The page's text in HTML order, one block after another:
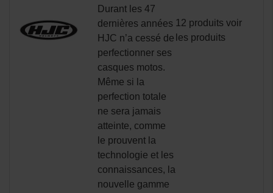
Durant les 47
dernières années
HJC n’a cessé de
perfectionner ses
casques motos.
Même si la
perfection totale
ne sera jamais
atteinte, comme
le prouvent la
technologie et les
connaissances, la
nouvelle gamme
12 produits voir
les produits